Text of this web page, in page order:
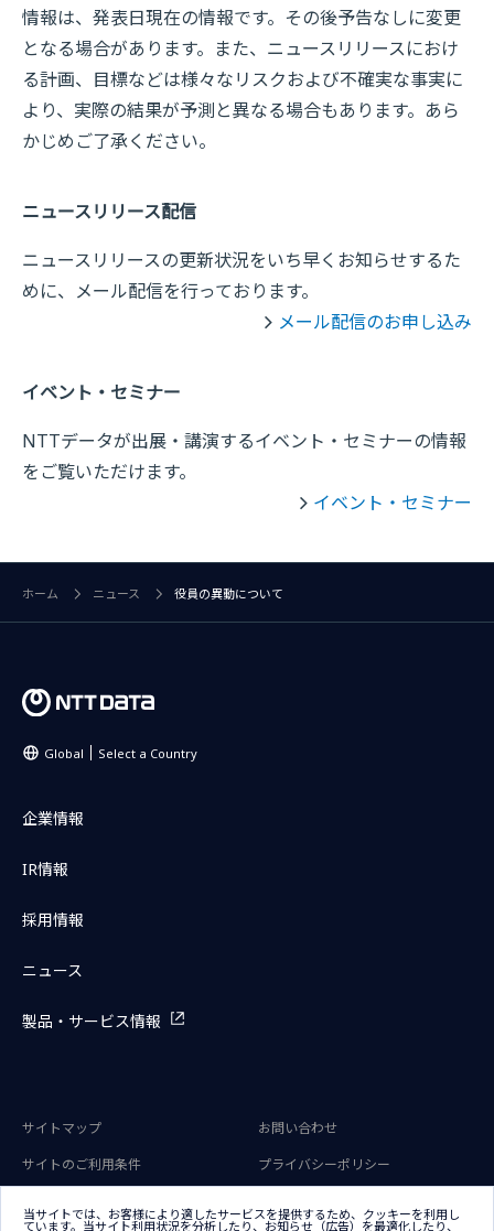
情報は、発表日現在の情報です。その後予告なしに変更
となる場合があります。また、ニュースリリースにおけ
る計画、目標などは様々なリスクおよび不確実な事実に
より、実際の結果が予測と異なる場合もあります。あら
かじめご了承ください。
ニュースリリース配信
ニュースリリースの更新状況をいち早くお知らせするた
めに、メール配信を行っております。
メール配信のお申し込み
イベント・セミナー
NTTデータが出展・講演するイベント・セミナーの情報
をご覧いただけます。
イベント・セミナー
ホーム ニュース 役員の異動について
Global Select a Country
企業情報
IR情報
採用情報
ニュース
製品・サービス情報
サイトマップ
お問い合わせ
サイトのご利用条件
プライバシーポリシー
当サイトでは、お客様により適したサービスを提供するため、クッキーを利用し
ています。当サイト利用状況を分析したり、お知らせ（広告）を最適化したり、